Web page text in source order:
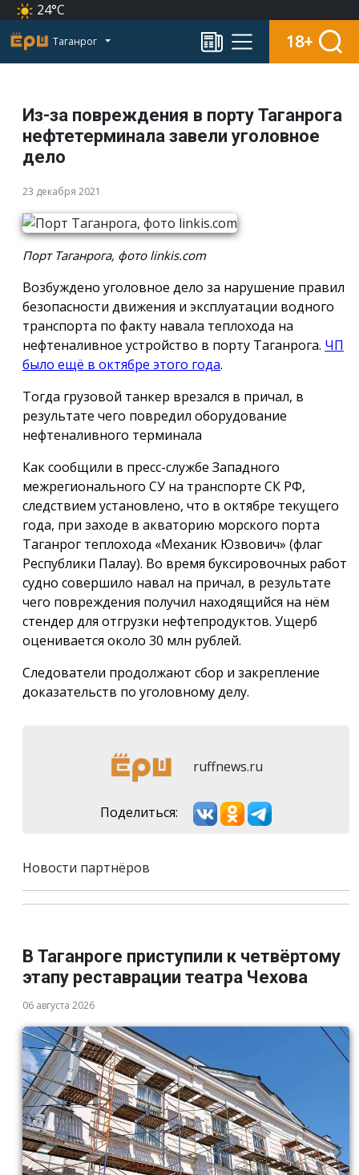
24°C
Таганрог 18+
Из-за повреждения в порту Таганрога
нефтетерминала завели уголовное
дело
23 декабря 2021
Порт Таганрога, фото linkis.com
Возбуждено уголовное дело за нарушение правил
безопасности движения и эксплуатации водного
транспорта по факту навала теплохода на
нефтеналивное устройство в порту Таганрога. ЧП
было ещё в октябре этого года.
Тогда грузовой танкер врезался в причал, в
результате чего повредил оборудование
нефтеналивного терминала
Как сообщили в пресс-службе Западного
межрегионального СУ на транспорте СК РФ,
следствием установлено, что в октябре текущего
года, при заходе в акваторию морского порта
Таганрог теплохода «Механик Юзвович» (флаг
Республики Палау). Во время буксировочных работ
судно совершило навал на причал, в результате
чего повреждения получил находящийся на нём
стендер для отгрузки нефтепродуктов. Ущерб
оценивается около 30 млн рублей.
Следователи продолжают сбор и закрепление
доказательств по уголовному делу.
ruffnews.ru
Поделиться:
Новости партнёров
В Таганроге приступили к четвёртому
этапу реставрации театра Чехова
06 августа 2026